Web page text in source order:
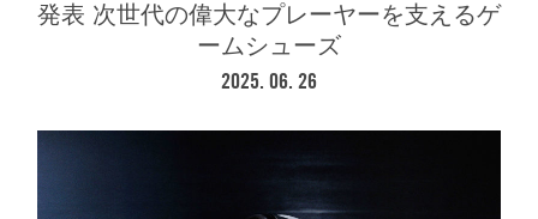
発表 次世代の偉大なプレーヤーを支えるゲ
ームシューズ
2025. 06. 26